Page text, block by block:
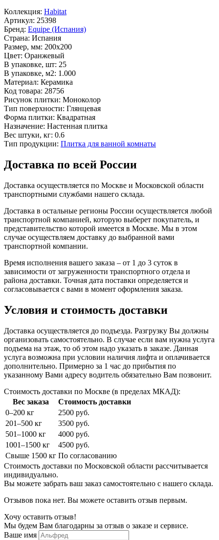
Коллекция: Habitat
Артикул: 25398
Бренд: Equipe (Испания)
Страна: Испания
Размер, мм: 200x200
Цвет: Оранжевый
В упаковке, шт: 25
В упаковке, м2: 1.000
Материал: Керамика
Код товара: 28756
Рисунок плитки: Моноколор
Тип поверхности: Глянцевая
Форма плитки: Квадратная
Назначение: Настенная плитка
Вес штуки, кг: 0.6
Тип продукции: Плитка для ванной комнаты
Доставка по всей России
Доставка осуществляется по Москве и Московской области
транспортными службами нашего склада.
Доставка в остальные регионы России осуществляется любой
транспортной компанией, которую выберет покупатель, и
представительство которой имеется в Москве. Мы в этом
случае осуществляем доставку до выбранной вами
транспортной компании.
Время исполнения вашего заказа – от 1 до 3 суток в
зависимости от загруженности транспортного отдела и
района доставки. Точная дата поставки определяется и
согласовывается с вами в момент оформления заказа.
Условия и стоимость доставки
Доставка осуществляется до подъезда. Разгрузку Вы должны
организовать самостоятельно. В случае если вам нужна услуга
подъема на этаж, то об этом надо указать в заказе. Данная
услуга возможна при условии наличия лифта и оплачивается
дополнительно. Примерно за 1 час до прибытия по
указанному Вами адресу водитель обязательно Вам позвонит.
Стоимость доставки по Москве (в пределах МКАД):
Вес заказа
Стоимость доставки
0–200 кг
2500 руб.
201–500 кг
3500 руб.
501–1000 кг
4000 руб.
1001–1500 кг
4500 руб.
Свыше 1500 кг По согласованию
Стоимость доставки по Московской области рассчитывается
индивидуально.
Вы можете забрать ваш заказ самостоятельно с нашего склада.
Отзывов пока нет. Вы можете оставить отзыв первым.
Хочу оставить отзыв!
Мы будем Вам благодарны за отзыв о заказе и сервисе.
Ваше имя